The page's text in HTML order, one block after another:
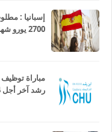
2700 يورو شهريًا
رشد آخر أجل 24 يوليوز 2026